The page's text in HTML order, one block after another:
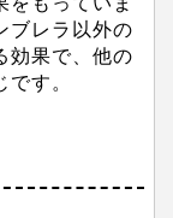
ブレラ以外の
効果で、他の
す。